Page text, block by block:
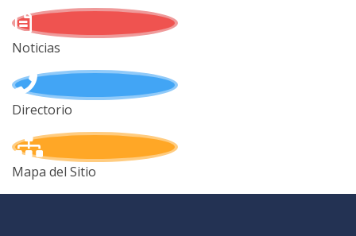
Noticias
Directorio
Mapa del Sitio